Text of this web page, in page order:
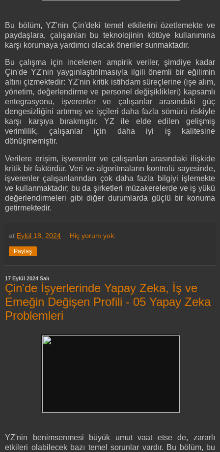
Bu bölüm, YZ'nin Çin'deki temel etkilerini özetlemekte ve
paydaşlara, çalışanları bu teknolojinin kötüye kullanımına
karşı korumaya yardımcı olacak öneriler sunmaktadır.
Bu çalışma için incelenen ampirik veriler, şimdiye kadar
Çin'de YZ'nin yaygınlaştırılmasıyla ilgili önemli bir eğilimin
altını çizmektedir: YZ'nin kritik istihdam süreçlerine (işe alım,
yönetim, değerlendirme ve personel değişiklikleri) kapsamlı
entegrasyonu, işverenler ve çalışanlar arasındaki güç
dengesizliğini artırmış ve işçileri daha fazla sömürü riskiyle
karşı karşıya bırakmıştır. YZ ile elde edilen gelişmiş
verimlilik, çalışanlar için daha iyi iş kalitesine
dönüşmemiştir.
Verilere erişim, işverenler ve çalışanları arasındaki ilişkide
kritik bir faktördür. Veri ve algoritmaların kontrolü sayesinde,
işverenler çalışanlarından çok daha fazla bilgiyi işlemekte
ve kullanmaktadır; bu da şirketleri müzakerelerde ve iş yükü
değerlendirmeleri gibi diğer durumlarda güçlü bir konuma
getirmektedir.
at Eylül 18, 2024 Hiç yorum yok:
Paylaş
17 Eylül 2024 Salı
Çin'de İşyerlerinde Yapay Zeka, İş ve
Emeğin Değişen Profili - 05 Yapay Zeka
Problemleri
YZ'nin benimsenmesi büyük umut vaat etse de, zararlı
etkileri olabilecek bazı temel sorunlar vardır. Bu bölüm, bu